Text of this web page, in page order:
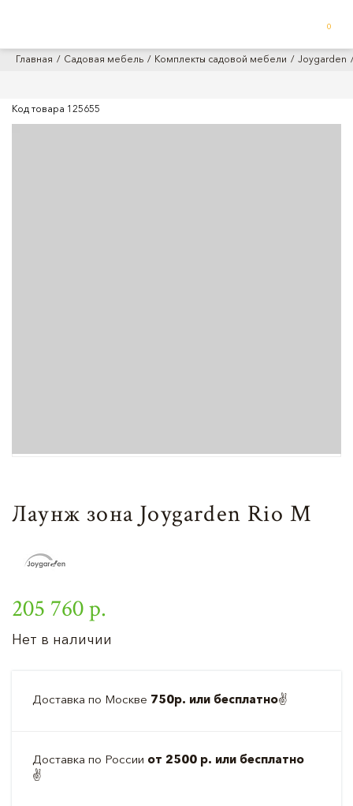
0
Главная Садовая мебель Комплекты садовой мебели Joygarden
Код товара 125655
Лаунж зона Joygarden Rio M
205 760 р.
Нет в наличии
Доставка по Москве 750р. или бесплатно✌️
Доставка по России от 2500 р. или бесплатно
✌️